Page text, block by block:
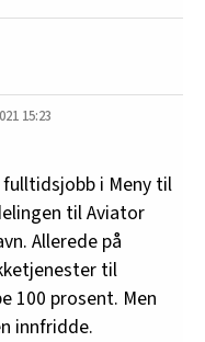
15:23
i Meny til
til Aviator
Allerede på
til
100 prosent. Men
innfridde.